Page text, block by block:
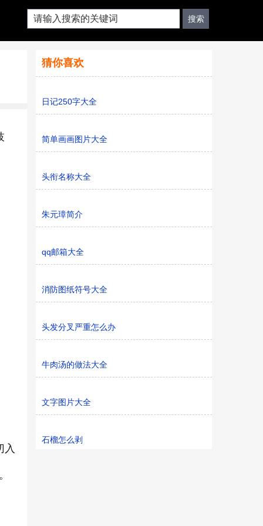
入
猜你喜欢
日记250字大全
简单画画图片大全
头衔名称大全
朱元璋简介
qq邮箱大全
消防图纸符号大全
头发分叉严重怎么办
牛肉汤的做法大全
文字图片大全
石榴怎么剥